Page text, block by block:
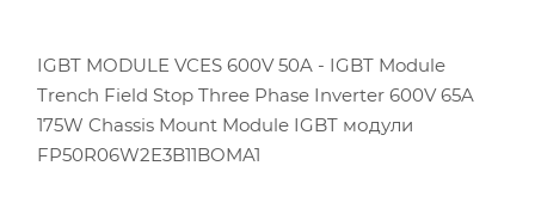
IGBT MODULE VCES 600V 50A - IGBT Module
Trench Field Stop Three Phase Inverter 600V 65A
175W Chassis Mount Module IGBT модули
FP50R06W2E3B11BOMA1